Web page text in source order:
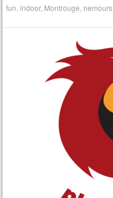
fun ,indoor, Montrouge nemours